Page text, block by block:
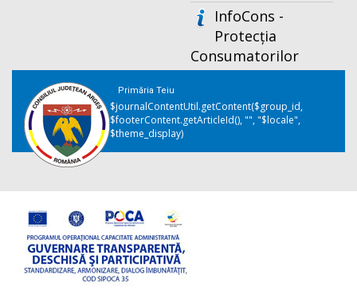
InfoCons -
Protecția
Consumatorilor
Primăria Teiu
$journalContentUtil.getContent($group_id,
$footerContent.getArticleId(), "", "$locale",
$theme_display)